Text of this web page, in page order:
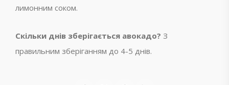
лимонним соком.
Скільки днів зберігається авокадо? З
правильним зберіганням до 4-5 днів.